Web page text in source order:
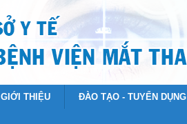
GIỚI THIỆU ĐÀO TẠO - TUYỂN DỤNG